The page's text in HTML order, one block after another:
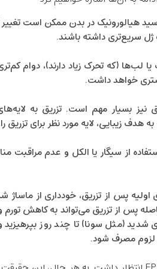
هیالورونیک در بدن ممکن است تغییر
ژل سریع‌تری داشته باشند.
(که تحرک زیاد دارند)، دوام کم‌تری
خواهد داشت.
نیز بسیار مهم است. تزریق به
هدف زیبایی، لایه مورد نظر برای تزریق
از سیگار یا الکل و عدم
اولیه پس از تزریق، خودداری از ماساژ
پس از تزریق می‌تواند به کاهش
(مثل سونا) تا چند روز بپرهیزید
لزوم مصرف شود.